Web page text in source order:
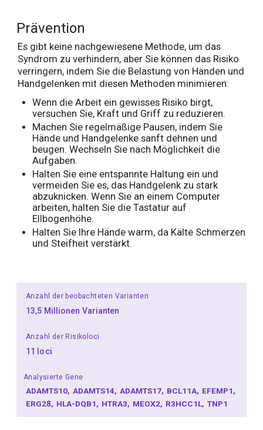
Prävention
Es gibt keine nachgewiesene Methode, um das
Syndrom zu verhindern, aber Sie können das Risiko
verringern, indem Sie die Belastung von Händen und
Handgelenken mit diesen Methoden minimieren:
Wenn die Arbeit ein gewisses Risiko birgt,
versuchen Sie, Kraft und Griff zu reduzieren.
Machen Sie regelmäßige Pausen, indem Sie
Hände und Handgelenke sanft dehnen und
beugen. Wechseln Sie nach Möglichkeit die
Aufgaben.
Halten Sie eine entspannte Haltung ein und
vermeiden Sie es, das Handgelenk zu stark
abzuknicken. Wenn Sie an einem Computer
arbeiten, halten Sie die Tastatur auf
Ellbogenhöhe.
Halten Sie Ihre Hände warm, da Kälte Schmerzen
und Steifheit verstärkt.
Anzahl der beobachteten Varianten
13,5 Millionen Varianten
Anzahl der Risikoloci
11 loci
Analysierte Gene
ADAMTS10 ADAMTS14 ADAMTS17 BCL11A EFEMP1
ERG28 HLA-DQB1 HTRA3 MEOX2 R3HCC1L TNP1